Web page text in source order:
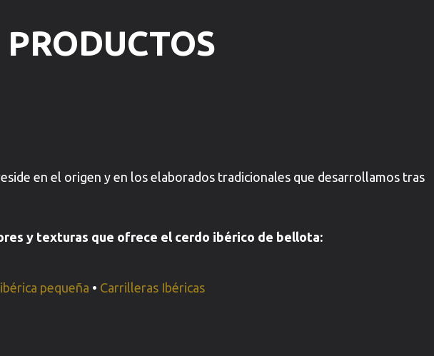
en el origen y en los elaborados tradicionales que desarrollamos tras
y texturas que ofrece el cerdo ibérico de bellota:
pequeña • Carrilleras Ibéricas